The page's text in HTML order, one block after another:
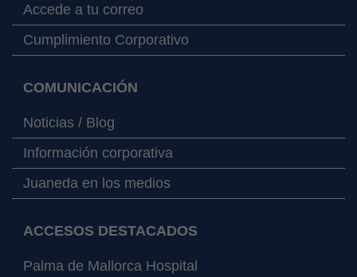
Accede a tu correo
Cumplimiento Corporativo
COMUNICACIÓN
Noticias / Blog
Información corporativa
Juaneda en los medios
ACCESOS DESTACADOS
Palma de Mallorca Hospital